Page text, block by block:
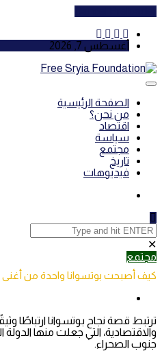
أغسطس 7, 2026
الصفحة الرئيسية
من نحن؟
اقتصاد
سياسة
مجتمع
تاريخ
فيديوهات
✕
مجتمع
كيف أصبحت بوتسوانا واحدة من أغنى
ترتبط قصة نجاح بوتسوانا ارتباطًا
والاقتصادية، التي جعلت منها الدولة
جنوب الصحراء.